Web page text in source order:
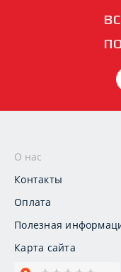
О нас
Контакты
Оплата
Полезная
Карта сайта